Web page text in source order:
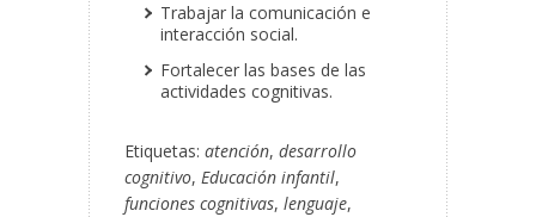
Trabajar la comunicación e
interacción social.
Fortalecer las bases de las
actividades cognitivas.
Etiquetas: atención, desarrollo
cognitivo, Educación infantil,
funciones cognitivas, lenguaje,